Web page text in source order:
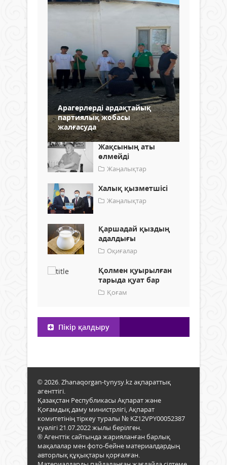
Арагерлерді ардақтайық
партиялық жобасы
жалғасуда
Жақсының аты
өлмейді
Жаңалықтар
Халық қызметшісі
Жаңалықтар
Қаршадай қыздың
адалдығы
Оқиғалар
Қолмен қуырылған
тарыда қуат бар
Қоғам
Пікір қалдыру
© 2026. Zhanaqorgan-tynysy.kz ақпараттық
агенттігі.
Қазақстан Республикасы Ақпарат және
Қоғамдық даму министрлігі, Ақпарат
комитетінің тіркеу туралы № KZ12VPY00052387
куәлігі 21.07.2022 жылы берілген.
® Агенттік сайтында жарияланған барлық
мақалалар мен фото-бейне материалдардың
авторлық құқықтары қорғалған.